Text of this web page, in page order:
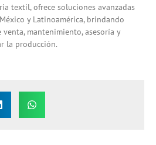
textil, ofrece soluciones avanzadas
y Latinoamérica, brindando
mantenimiento, asesoría y
la producción.